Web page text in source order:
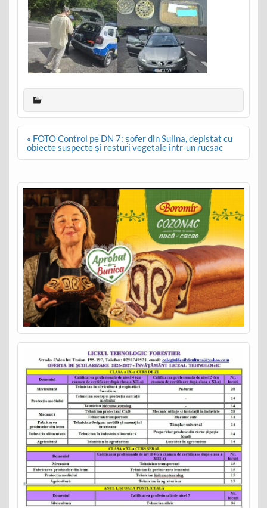
Post
navigation
« FOTO Control pe DN 7: șofer din Sulina, depistat cu
obiecte suspecte și resturi vegetale într-un rucsac